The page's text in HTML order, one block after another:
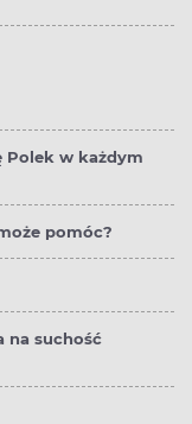
Polek w każdym
pomóc?
na suchość